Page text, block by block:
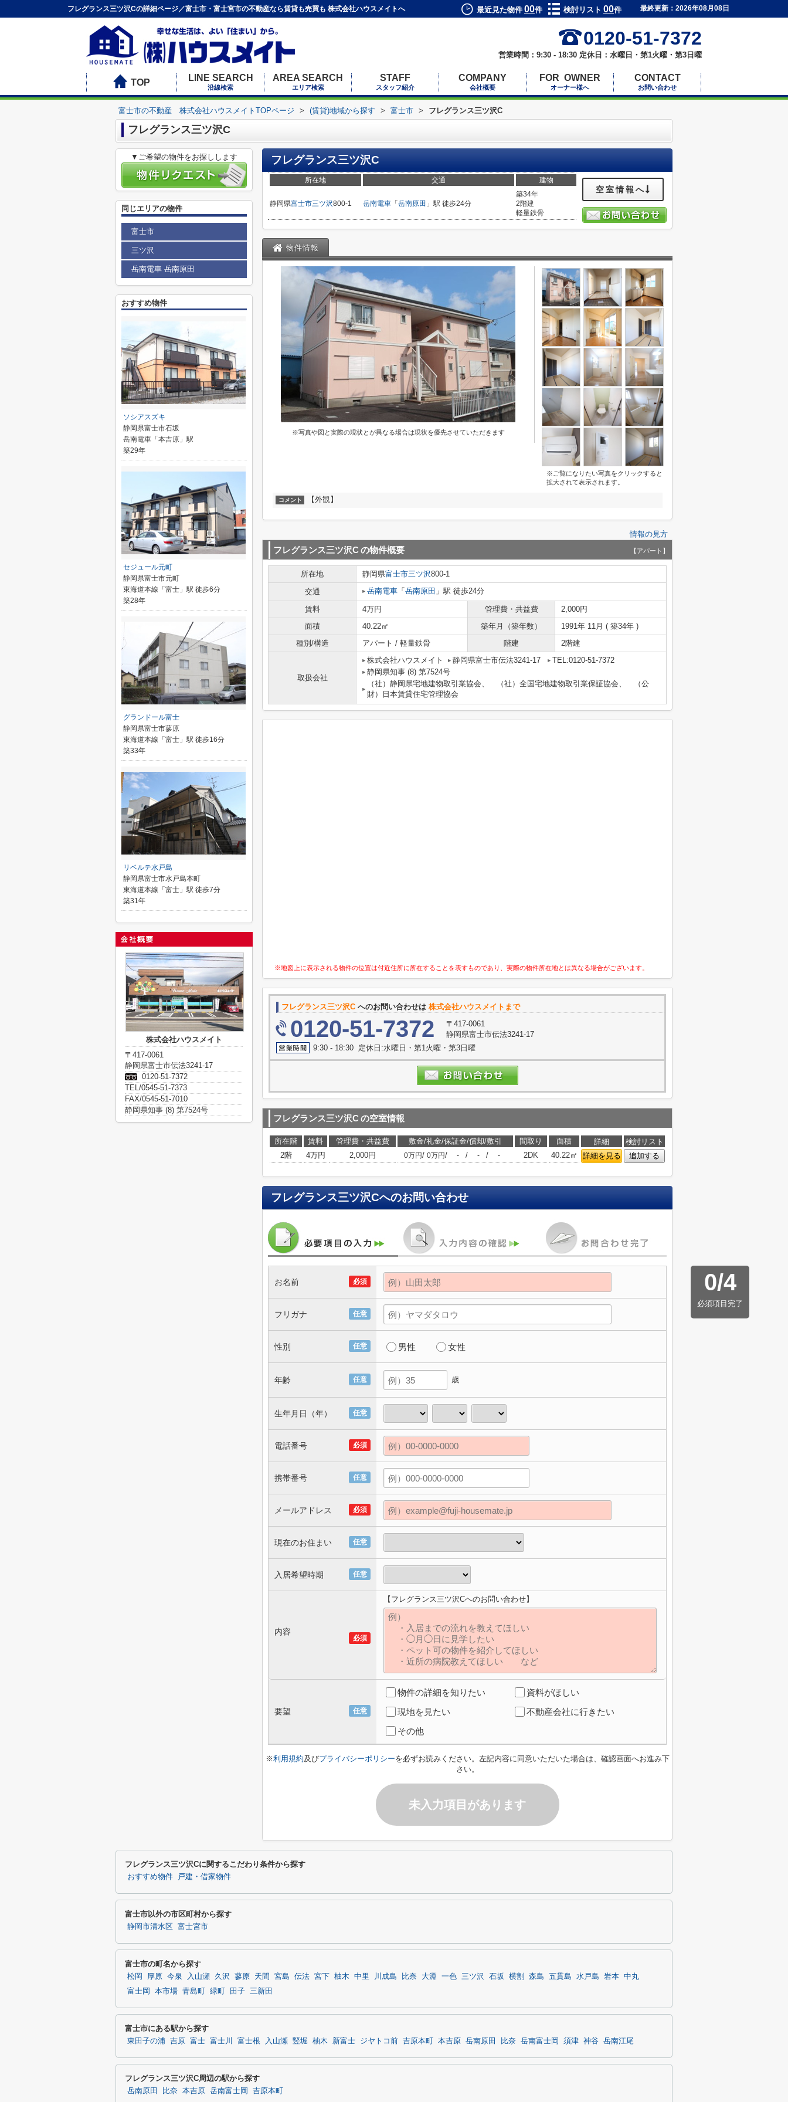
フレグランス三ツ沢Cの詳細ページ／富士市・富士宮市の不動産なら賃貸も売買も 株式会社ハウスメイトへ 最近見た物件 00件 検討リスト 00件 最終更新：2026年08月08日
0120-51-7372
営業時間：9:30 - 18:30 定休日：水曜日・第1火曜・第3日曜
TOP LINE SEARCH
沿線検索
AREA SEARCH
エリア検索
STAFF
スタッフ紹介
COMPANY
会社概要
FOR OWNER
オーナー様へ
CONTACT
お問い合わせ
富士市の不動産 株式会社ハウスメイトTOPページ > (賃貸)地域から探す > 富士市 > フレグランス三ツ沢C
フレグランス三ツ沢C
フレグランス三ツ沢C
所在地 交通 建物
静岡県富士市三ツ沢800-1 岳南電車 「 岳南原田 」駅 徒歩24分
築34年
2階建
軽量鉄骨
空室情報へ
物件情報
※写真や図と実際の現状とが異なる場合は現状を優先させていただきます
※ご覧になりたい写真をクリックすると
拡大されて表示されます。
コメント 【外観】
情報の見方
フレグランス三ツ沢C の物件概要 【アパート】
所在地 静岡県富士市三ツ沢800-1
交通
岳南電車 「 岳南原田 」駅 徒歩24分
賃料 4万円 管理費・共益費
2,000円
面積
40.22㎡ 築年月（築年数）
1991年 11月 ( 築34年 )
種別/構造
アパート / 軽量鉄骨 階建 2階建
取扱会社
株式会社ハウスメイト 静岡県富士市伝法3241-17
TEL:0120-51-7372
静岡県知事 (8) 第7524号
（社）静岡県宅地建物取引業協会、 （社）全国宅地建物取引業保証協会、 （公
財）日本賃貸住宅管理協会
※地図上に表示される物件の位置は付近住所に所在することを表すものであり、実際の物件所在地とは異なる場合がございます。
フレグランス三ツ沢C へのお問い合わせは 株式会社ハウスメイトまで
0120-51-7372
〒417-0061
静岡県富士市伝法3241-17
9:30 - 18:30 定休日:水曜日・第1火曜・第3日曜
フレグランス三ツ沢C の空室情報
所在階 賃料 管理費・共益費 敷金/礼金/保証金/償却/敷引 間取り 面積 詳細
検討リスト
2階
4万円 2,000円 0万円/ 0万円/ - / - / - 2DK 40.22㎡ 詳細を見る 追加する
フレグランス三ツ沢Cへのお問い合わせ
0/4
必須項目完了
必須
お名前
任意
フリガナ
任意
性別 男性 女性
任意
年齢 歳
任意
生年月日（年）
必須
電話番号
任意
携帯番号
必須
メールアドレス
任意
現在のお住まい
任意
入居希望時期
必須
内容
【フレグランス三ツ沢Cへのお問い合わせ】
任意
要望
物件の詳細を知りたい
資料がほしい
現地を見たい
不動産会社に行きたい
その他
※利用規約及びプライバシーポリシーを必ずお読みください。左記内容に同意いただいた場合は、確認画面へお進み下
さい。
未入力項目があります
▼ご希望の物件をお探しします
同じエリアの物件
富士市
三ツ沢
岳南電車 岳南原田
おすすめ物件
ソシアスズキ
静岡県富士市石坂
岳南電車「本吉原」駅
築29年
セジュール元町
静岡県富士市元町
東海道本線「富士」駅 徒歩6分
築28年
グランドール富士
静岡県富士市蓼原
東海道本線「富士」駅 徒歩16分
築33年
リベルテ水戸島
静岡県富士市水戸島本町
東海道本線「富士」駅 徒歩7分
築31年
株式会社ハウスメイト
〒417-0061
静岡県富士市伝法3241-17
0120-51-7372
TEL/0545-51-7373
FAX/0545-51-7010
静岡県知事 (8) 第7524号
フレグランス三ツ沢Cに関するこだわり条件から探す
おすすめ物件 戸建・借家物件
富士市以外の市区町村から探す
静岡市清水区 富士宮市
富士市の町名から探す
松岡 厚原 今泉 入山瀬 久沢 蓼原 天間 宮島 伝法 宮下 柚木 中里 川成島 比奈 大淵 一色 三ツ沢 石坂 横割 森島 五貫島 水戸島 岩本 中丸
富士岡
本市場 青島町 緑町 田子 三新田
富士市にある駅から探す
東田子の浦 吉原 富士 富士川 富士根 入山瀬 竪堀 柚木 新富士 ジヤトコ前 吉原本町 本吉原 岳南原田 比奈 岳南富士岡 須津 神谷 岳南江尾
フレグランス三ツ沢C周辺の駅から探す
岳南原田 比奈 本吉原 岳南富士岡 吉原本町